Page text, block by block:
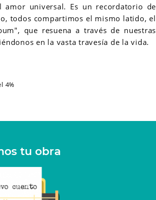
amor universal. Es un recordatorio de
todos compartimos el mismo latido, el
que resuena a través de nuestras
en la vasta travesía de la vida.
4%
tu obra